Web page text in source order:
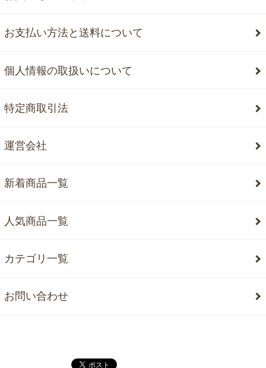
お支払い方法と送料について
個人情報の取扱いについて
特定商取引法
運営会社
新着商品一覧
人気商品一覧
カテゴリ一覧
お問い合わせ